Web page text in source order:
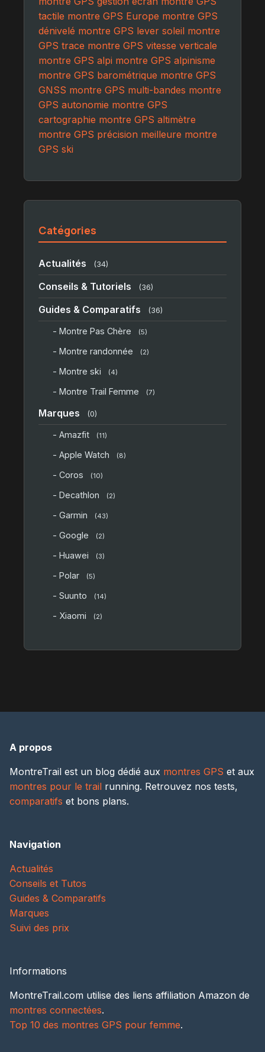
tactile montre GPS Europe montre GPS
dénivelé montre GPS lever soleil montre
GPS trace montre GPS vitesse verticale
montre GPS alpi montre GPS alpinisme
montre GPS barométrique montre GPS
GNSS montre GPS multi-bandes montre
GPS autonomie montre GPS
cartographie montre GPS altimètre
montre GPS précision meilleure montre
GPS ski
Catégories
Actualités (34)
Conseils & Tutoriels (36)
Guides & Comparatifs (36)
- Montre Pas Chère (5)
- Montre randonnée (2)
- Montre ski (4)
- Montre Trail Femme (7)
Marques (0)
- Amazfit (11)
- Apple Watch (8)
- Coros (10)
- Decathlon (2)
- Garmin (43)
- Google (2)
- Huawei (3)
- Polar (5)
- Suunto (14)
- Xiaomi (2)
A propos
MontreTrail est un blog dédié aux montres GPS et aux
montres pour le trail running. Retrouvez nos tests,
comparatifs et bons plans.
Navigation
Actualités
Conseils et Tutos
Guides & Comparatifs
Marques
Suivi des prix
Informations
MontreTrail.com utilise des liens affiliation Amazon de
montres connectées.
Top 10 des montres GPS pour femme.